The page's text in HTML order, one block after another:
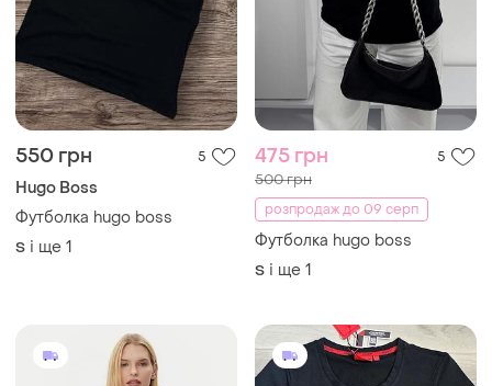
550 грн 5
Hugo Boss
Футболка hugo boss
S і ще 1
475 грн 5
500 грн
розпродаж до 09 серп
Футболка hugo boss
S і ще 1